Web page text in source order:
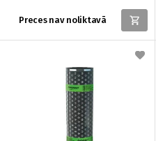
Preces nav noliktavā